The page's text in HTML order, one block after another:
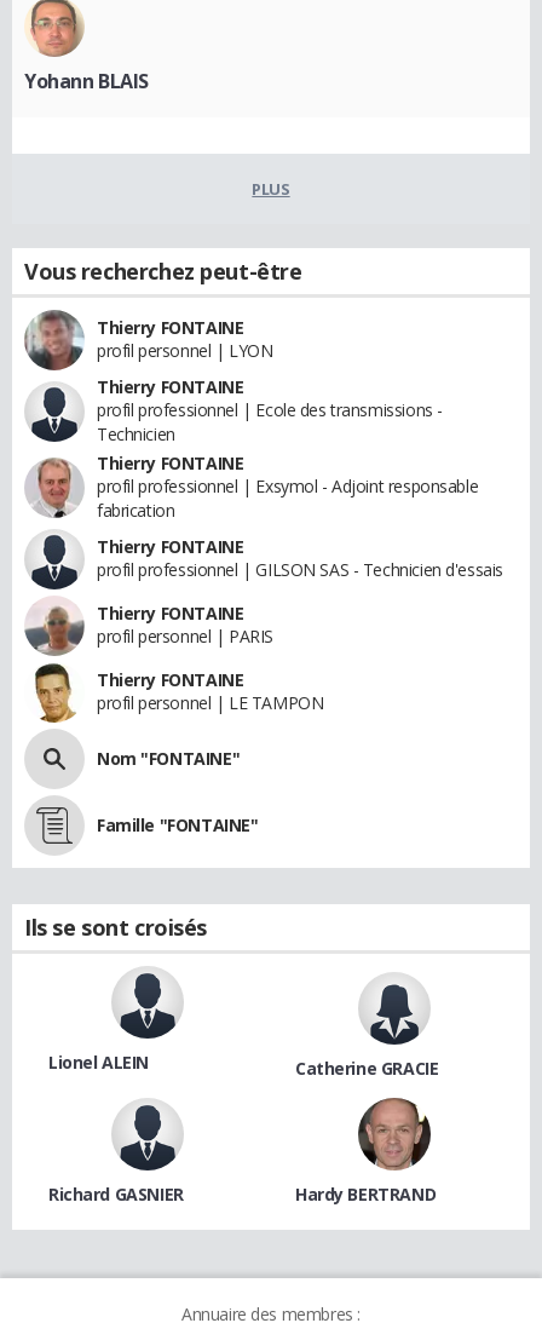
Yohann BLAIS
PLUS
Vous recherchez peut-être
Thierry FONTAINE
profil personnel | LYON
Thierry FONTAINE
profil professionnel | Ecole des transmissions -
Technicien
Thierry FONTAINE
profil professionnel | Exsymol - Adjoint responsable
fabrication
Thierry FONTAINE
profil professionnel | GILSON SAS - Technicien d'essais
Thierry FONTAINE
profil personnel | PARIS
Thierry FONTAINE
profil personnel | LE TAMPON
Nom "FONTAINE"
Famille "FONTAINE"
Ils se sont croisés
Lionel ALEIN Catherine GRACIE
Richard GASNIER Hardy BERTRAND
Annuaire des membres :